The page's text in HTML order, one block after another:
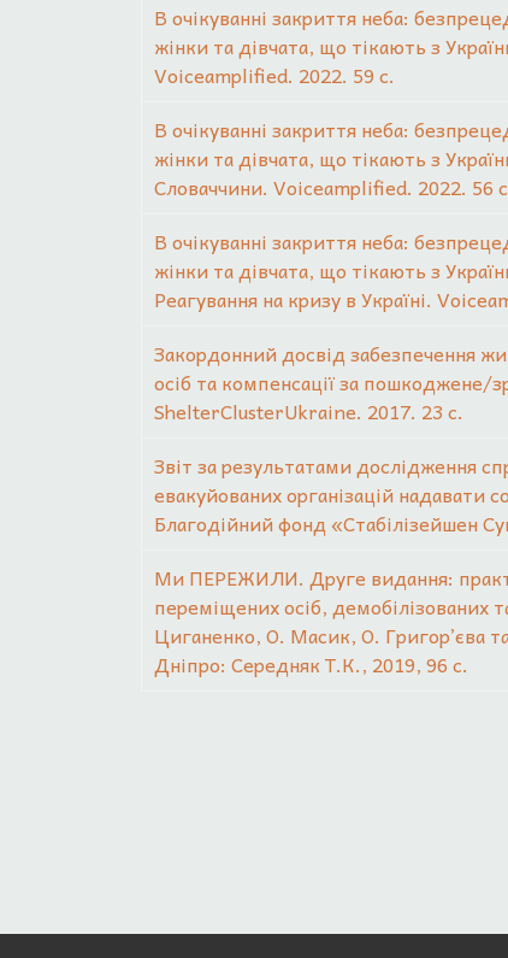
В очікуванні закриття неба:
жінки та дівчата, що тікають з
Voiceamplified. 2022. 59 с.
В очікуванні закриття неба:
жінки та дівчата, що тікають з
Словаччини. Voiceamplified. 2022. 56
В очікуванні закриття неба:
жінки та дівчата, що тікають з
Реагування на кризу в Україні.
Закордонний досвід забезпечення
осіб та компенсації за пошкоджене/
ShelterClusterUkraine. 2017. 23 с.
Звіт за результатами дослідження
евакуйованих організацій надавати
Благодійний фонд «Стабілізейшен
Ми ПЕРЕЖИЛИ. Друге видання:
переміщених осіб, демобілізованих
Циганенко, О. Масик, О. Григор’єва
Дніпро: Середняк Т.К., 2019, 96 с.